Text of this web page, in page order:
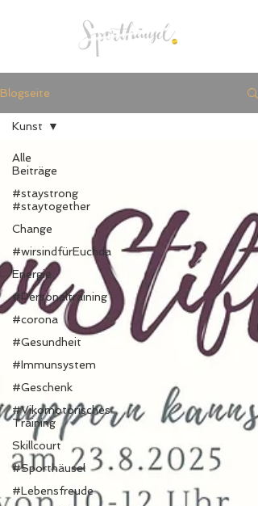
Blogseite
Alle
Beiträge
#staystrong
#staytogether
Change
#wirsindfürEuchda
Energie
#Personaltraining
#corona
#Gesundheit
#Immunsystem
#Geschenk
#Vikomotorisches
Training
Skillcourt
#Sporthäusel
#Lebensfreude
Kunst